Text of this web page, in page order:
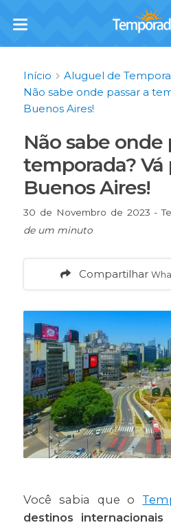
Início
Aluguel de
Não sabe onde passar a
Buenos Aires!
Não sabe onde
temporada? Vá
Buenos Aires!
30 de Novembro de 2023 -
de um minuto
Compartilhar
Você sabia que o
destinos